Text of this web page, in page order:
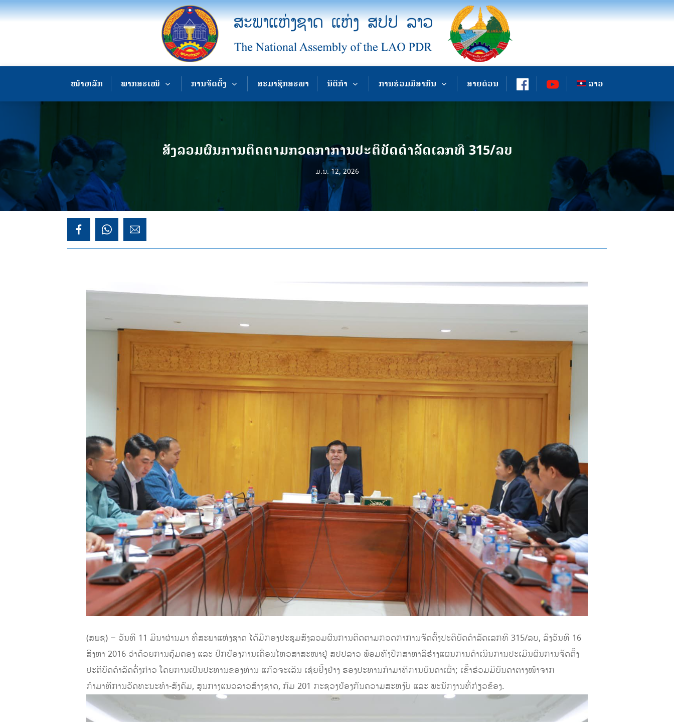
ໜ້າຫລັກ ພາກສະເໜີ ການຈັດຕັ້ງ ສະມາຊິກສະພາ ນິຕິກຳ ການຮ່ວມມືສາກົນ ສາຍດ່ວນ ລາວ
ສັງລວມຜົນການຕິດຕາມກວດກາການປະຕິບັດດຳລັດເລກທີ 315/ລບ
ມ.ນ. 12, 2026
(ສພຊ) – ວັນທີ 11 ມີນາຜ່ານມາ ທີ່ສະພາແຫ່ງຊາດ ໄດ້ມີກອງປະຊຸມສັງລວມຜົນການຕິດຕາມກວດກາການຈັດຕັ້ງປະຕິບັດດຳລັດເລກທີ 315/ລບ, ລົງວັນທີ 16
ສິງຫາ 2016 ວ່າດ້ວຍການຄຸ້ມຄອງ ແລະ ປົກປ້ອງການເຄື່ອນໄຫວສາສະໜາຢູ່ ສປປລາວ ພ້ອມທັງປຶກສາຫາລືຮ່າງແຜນການດໍາເນີນການປະເມີນຜົນການຈັດຕັ້ງ
ປະຕິບັດດຳລັດດັ່ງກ່າວ ໂດຍການເປັນປະທານຂອງທ່ານ ແກ້ວຈະເລີນ ເຊ່ຍຢິ້ງຢ່າງ ຮອງປະທານກຳມາທິການບັນດາເຜົ່າ; ເຂົ້າຮ່ວມມີບັນດາຕາງໜ້າຈາກ
ກຳມາທິການວັດທະນະທຳ-ສັງຄົມ, ສູນກາງແນວລາວສ້າງຊາດ, ກົມ 201 ກະຊວງປ້ອງກັນຄວາມສະຫງົບ ແລະ ພະນັກງານທີ່ກ່ຽວຂ້ອງ.